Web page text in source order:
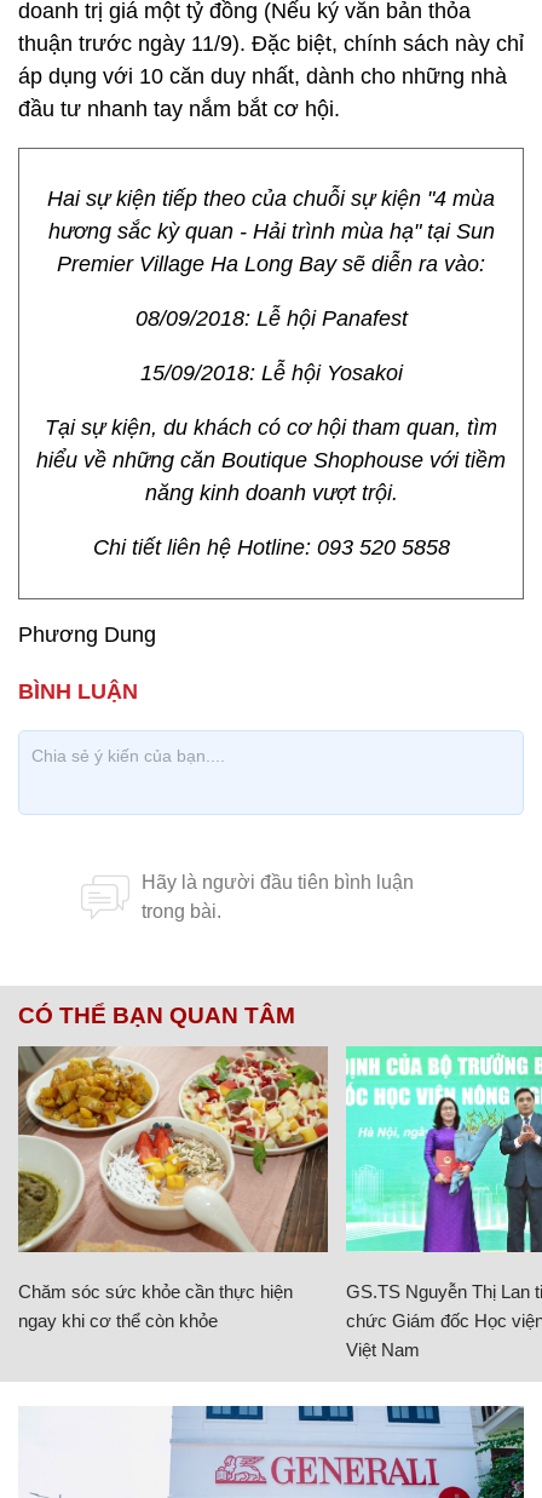
doanh trị giá một tỷ đồng (Nếu ký văn bản thỏa
thuận trước ngày 11/9). Đặc biệt, chính sách này chỉ
áp dụng với 10 căn duy nhất, dành cho những nhà
đầu tư nhanh tay nắm bắt cơ hội.
Hai sự kiện tiếp theo của chuỗi sự kiện "4 mùa
hương sắc kỳ quan - Hải trình mùa hạ" tại Sun
Premier Village Ha Long Bay sẽ diễn ra vào:
08/09/2018: Lễ hội Panafest
15/09/2018: Lễ hội Yosakoi
Tại sự kiện, du khách có cơ hội tham quan, tìm
hiểu về những căn Boutique Shophouse với tiềm
năng kinh doanh vượt trội.
Chi tiết liên hệ Hotline: 093 520 5858
Phương Dung
CÓ THỂ BẠN QUAN TÂM
Chăm sóc sức khỏe cần thực hiện
ngay khi cơ thể còn khỏe
GS.TS Nguyễn Thị Lan
chức Giám đốc Học
Việt Nam